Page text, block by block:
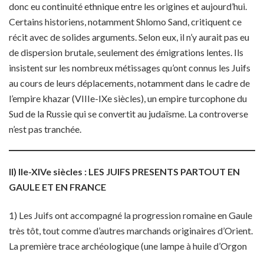
donc eu continuité ethnique entre les origines et aujourd’hui.
Certains historiens, notamment Shlomo Sand, critiquent ce
récit avec de solides arguments. Selon eux, il n’y aurait pas eu
de dispersion brutale, seulement des émigrations lentes. Ils
insistent sur les nombreux métissages qu’ont connus les Juifs
au cours de leurs déplacements, notamment dans le cadre de
l’empire khazar (VIIIe-IXe siècles), un empire turcophone du
Sud de la Russie qui se convertit au judaïsme. La controverse
n’est pas tranchée.
II) IIe-XIVe siècles : LES JUIFS PRESENTS PARTOUT EN
GAULE ET EN FRANCE
1) Les Juifs ont accompagné la progression romaine en Gaule
très tôt, tout comme d’autres marchands originaires d’Orient.
La première trace archéologique (une lampe à huile d’Orgon